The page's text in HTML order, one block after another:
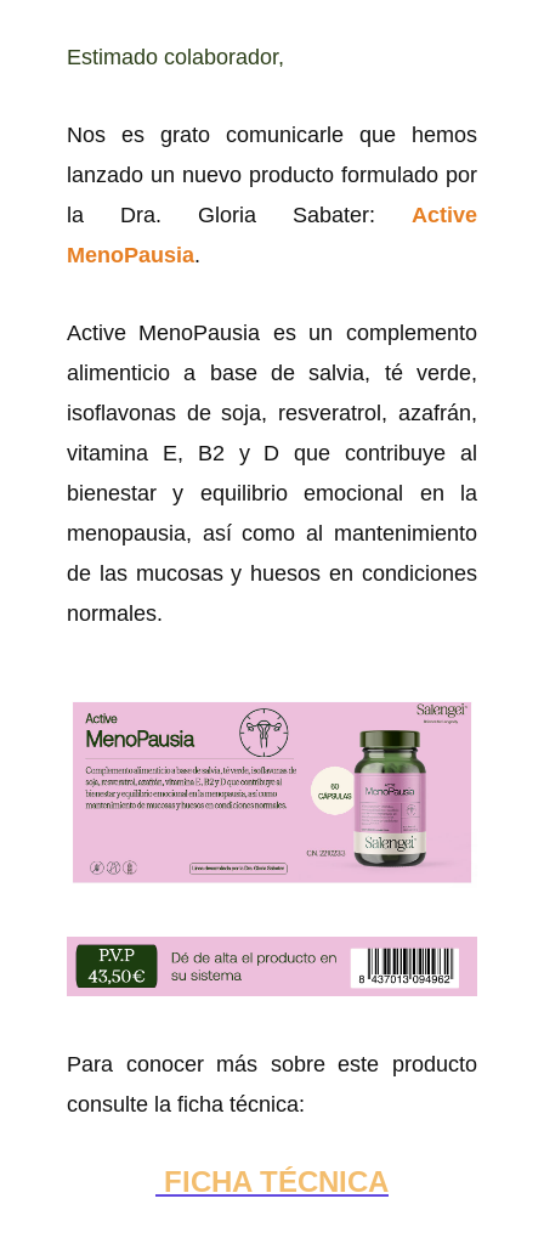
Estimado colaborador,
Nos es grato comunicarle que hemos
lanzado un nuevo producto formulado por
la Dra. Gloria Sabater: Active
MenoPausia.
Active MenoPausia es un complemento
alimenticio a base de salvia, té verde,
isoflavonas de soja, resveratrol, azafrán,
vitamina E, B2 y D que contribuye al
bienestar y equilibrio emocional en la
menopausia, así como al mantenimiento
de las mucosas y huesos en condiciones
normales.
Para conocer más sobre este producto
consulte la ficha técnica:
FICHA TÉCNICA